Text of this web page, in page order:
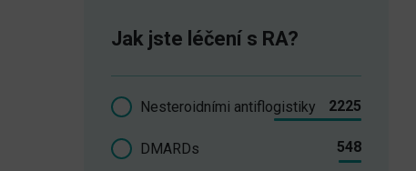
Jak jste léčení s RA?
Nesteroidními antiflogistiky 2225
DMARDs 548